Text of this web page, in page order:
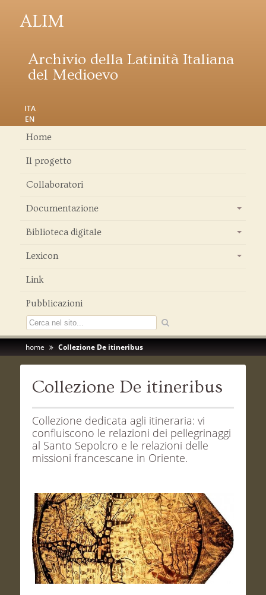
ALIM
Archivio della Latinità Italiana
del Medioevo
ITA
EN
Home
Il progetto
Collaboratori
Documentazione
Biblioteca digitale
Lexicon
Link
Pubblicazioni
home Collezione De itineribus
Collezione De itineribus
Collezione dedicata agli itineraria: vi
confluiscono le relazioni dei pellegrinaggi
al Santo Sepolcro e le relazioni delle
missioni francescane in Oriente.